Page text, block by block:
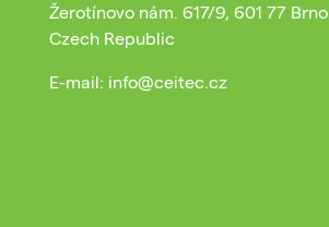
Žerotínovo nám. 617/9, 601 77 Brno
Czech Republic
E-mail: info@ceitec.cz